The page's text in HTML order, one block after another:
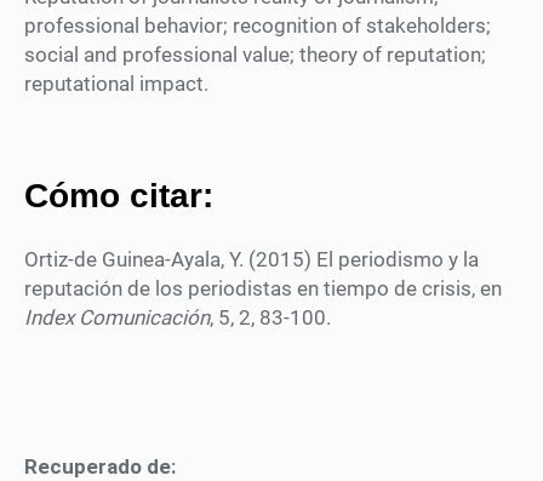
professional behavior; recognition of stakeholders;
social and professional value; theory of reputation;
reputational impact.
Cómo citar:
Ortiz-de Guinea-Ayala, Y. (2015) El periodismo y la
reputación de los periodistas en tiempo de crisis, en
Index Comunicación, 5, 2, 83-100.
Recuperado de: